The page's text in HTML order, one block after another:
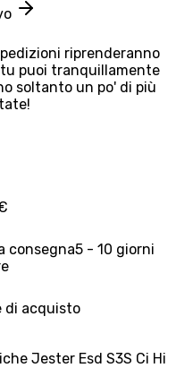
riprenderanno
puoi tranquillamente
soltanto un po' di più
consegna5 - 10 giorni
di acquisto
Jester Esd S3S Ci Hi